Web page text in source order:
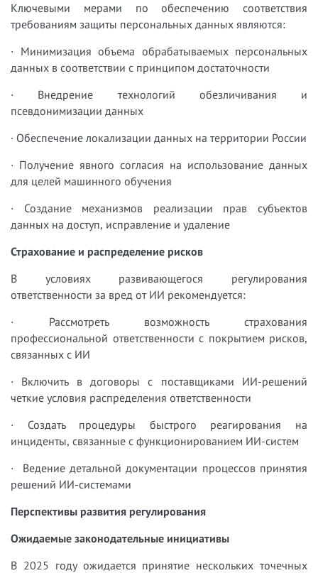
Ключевыми мерами по обеспечению соответствия
требованиям защиты персональных данных являются:
· Минимизация объема обрабатываемых персональных
данных в соответствии с принципом достаточности
· Внедрение технологий обезличивания и
псевдонимизации данных
· Обеспечение локализации данных на территории России
· Получение явного согласия на использование данных
для целей машинного обучения
· Создание механизмов реализации прав субъектов
данных на доступ, исправление и удаление
Страхование и распределение рисков
В условиях развивающегося регулирования
ответственности за вред от ИИ рекомендуется:
· Рассмотреть возможность страхования
профессиональной ответственности с покрытием рисков,
связанных с ИИ
· Включить в договоры с поставщиками ИИ-решений
четкие условия распределения ответственности
· Создать процедуры быстрого реагирования на
инциденты, связанные с функционированием ИИ-систем
· Ведение детальной документации процессов принятия
решений ИИ-системами
Перспективы развития регулирования
Ожидаемые законодательные инициативы
В 2025 году ожидается принятие нескольких точечных